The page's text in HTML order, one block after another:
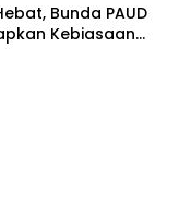
Bunda PAUD
Kebiasaan